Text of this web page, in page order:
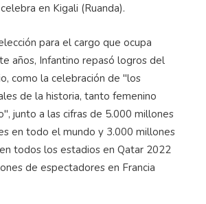
en Kigali (Ruanda).
para el cargo que ocupa
años, Infantino repasó logros del
como la celebración de "los
de la historia, tanto femenino
junto a las cifras de 5.000 millones
en todo el mundo y 3.000 millones
todos los estadios en Qatar 2022
de espectadores en Francia